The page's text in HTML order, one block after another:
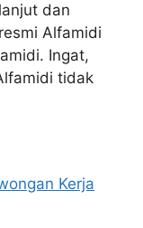
dan
Alfamidi
Ingat,
tidak
Kerja